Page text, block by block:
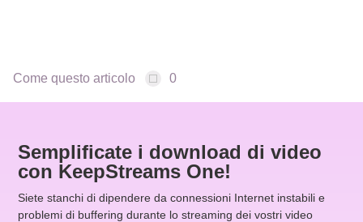
Come questo articolo 0
Semplificate i download di video
con KeepStreams One!
Siete stanchi di dipendere da connessioni Internet instabili e
problemi di buffering durante lo streaming dei vostri video